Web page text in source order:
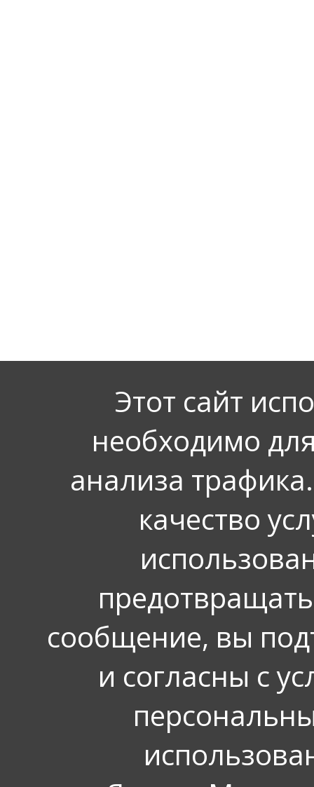
Этот сайт
необходимо
анализа
качество
сообщение, вы
и согласны с